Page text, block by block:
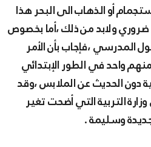
أو الذهاب الى البحر هذا
ضروري ولابد من ذلك ،أما بخصوص
المدرسي ،فإجاب بأن الأمر
واحد في الطور الإبتدائي
دون الحديث عن الملابس ،وقد
التربية التي أضحت تغير
وسليمة .